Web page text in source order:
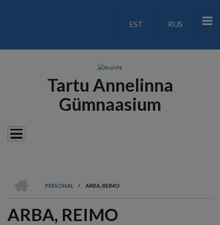
LANGUAGE
EST RUS
Tartu Annelinna
Gümnaasium
LEIVAPURU
PERSONAL
/ ARBA, REIMO
ARBA, REIMO